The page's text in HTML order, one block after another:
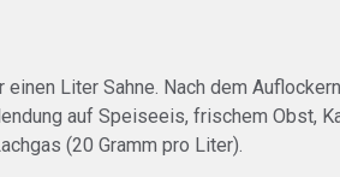
einen Liter Sahne. Nach dem
auf Speiseeis, frischem Obst,
(20 Gramm pro Liter).